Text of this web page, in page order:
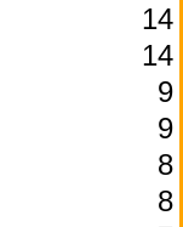
14
14
9
9
8
8